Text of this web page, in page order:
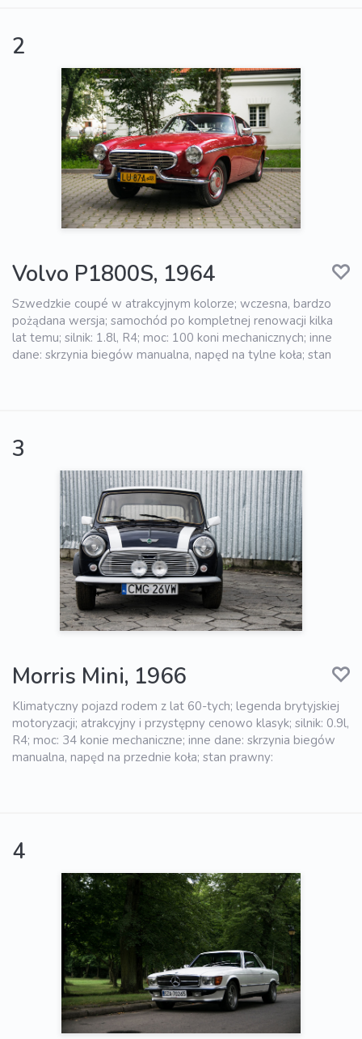
2
Volvo P1800S, 1964
Szwedzkie coupé w atrakcyjnym kolorze; wczesna, bardzo
pożądana wersja; samochód po kompletnej renowacji kilka
lat temu; silnik: 1.8l, R4; moc: 100 koni mechanicznych; inne
dane: skrzynia biegów manualna, napęd na tylne koła; stan
3
Morris Mini, 1966
Klimatyczny pojazd rodem z lat 60-tych; legenda brytyjskiej
motoryzacji; atrakcyjny i przystępny cenowo klasyk; silnik: 0.9l,
R4; moc: 34 konie mechaniczne; inne dane: skrzynia biegów
manualna, napęd na przednie koła; stan prawny:
4